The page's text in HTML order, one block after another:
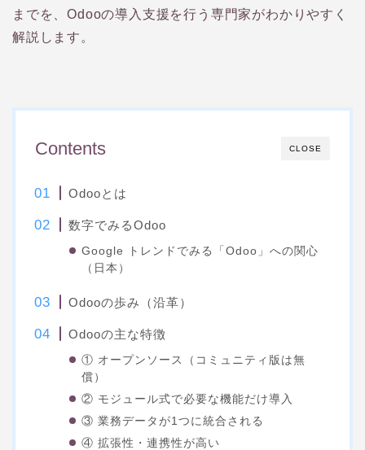
までを、Odooの導入支援を行う専門家がわかりやすく
解説します。
CLOSE
Contents
Odooとは
数字でみるOdoo
Google トレンドでみる「Odoo」への関心
（日本）
Odooの歩み（沿革）
Odooの主な特徴
① オープンソース（コミュニティ版は無
償）
② モジュール式で必要な機能だけ導入
③ 業務データが1つに統合される
④ 拡張性・連携性が高い